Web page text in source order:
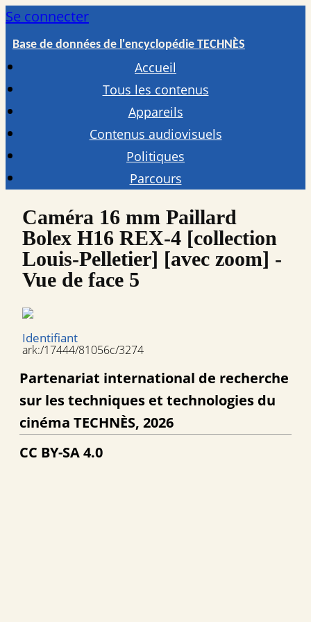
Se connecter
Base de données de l'encyclopédie TECHNÈS
Accueil
Tous les contenus
Appareils
Contenus audiovisuels
Politiques
Parcours
Caméra 16 mm Paillard
Bolex H16 REX-4 [collection
Louis-Pelletier] [avec zoom] -
Vue de face 5
Identifiant
ark:/17444/81056c/3274
Partenariat international de recherche
sur les techniques et technologies du
cinéma TECHNÈS, 2026
CC BY-SA 4.0